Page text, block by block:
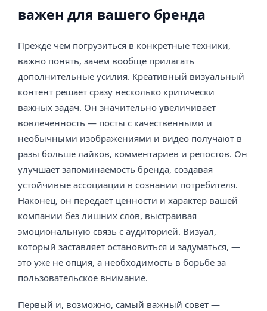
важен для вашего бренда
Прежде чем погрузиться в конкретные техники,
важно понять, зачем вообще прилагать
дополнительные усилия. Креативный визуальный
контент решает сразу несколько критически
важных задач. Он значительно увеличивает
вовлеченность — посты с качественными и
необычными изображениями и видео получают в
разы больше лайков, комментариев и репостов. Он
улучшает запоминаемость бренда, создавая
устойчивые ассоциации в сознании потребителя.
Наконец, он передает ценности и характер вашей
компании без лишних слов, выстраивая
эмоциональную связь с аудиторией. Визуал,
который заставляет остановиться и задуматься, —
это уже не опция, а необходимость в борьбе за
пользовательское внимание.
Первый и, возможно, самый важный совет —